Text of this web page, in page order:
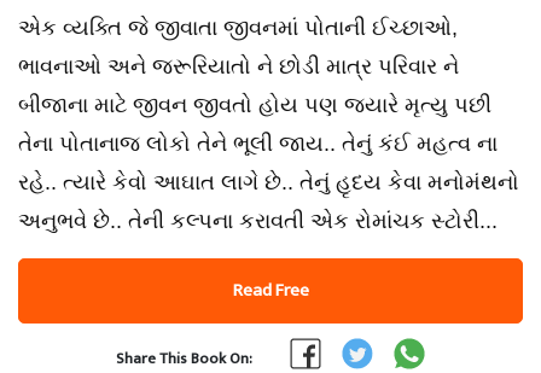
એક વ્યક્તિ જે જીવાતા જીવનમાં પોતાની ઈચ્છાઓ,
ભાવનાઓ અને જરૂરિયાતો ને છોડી માત્ર પરિવાર ને
બીજાના માટે જીવન જીવતો હોય પણ જ્યારે મૃત્યુ પછી
તેના પોતાનાજ લોકો તેને ભૂલી જાય.. તેનું કંઈ મહત્વ ના
રહે.. ત્યારે કેવો આઘાત લાગે છે.. તેનું હૃદય કેવા મનોમંથનો
અનુભવે છે.. તેની કલ્પના કરાવતી એક રોમાંચક સ્ટોરી...
Read Free
Share This Book On: